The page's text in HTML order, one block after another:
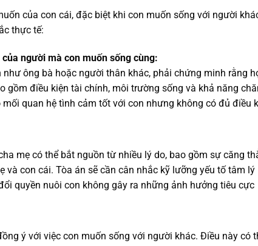
của con cái, đặc biệt khi con muốn sống với người
thực tế:
người mà con muốn sống cùng:
ông bà hoặc người thân khác, phải chứng minh rằng
gồm điều kiện tài chính, môi trường sống và khả năng
quan hệ tình cảm tốt với con nhưng không có đủ điều
mẹ có thể bắt nguồn từ nhiều lý do, bao gồm sự căng
con cái. Tòa án sẽ cần cân nhắc kỹ lưỡng yếu tố tâm lý
quyền nuôi con không gây ra những ảnh hưởng tiêu cực
ý với việc con muốn sống với người khác. Điều này có